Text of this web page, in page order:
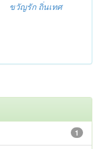
ขวัญรัก ถิ่นเทศ
1